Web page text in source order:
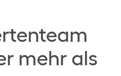
mehr als